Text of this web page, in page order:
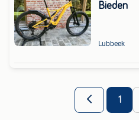
Bieden
Lubbeek
1